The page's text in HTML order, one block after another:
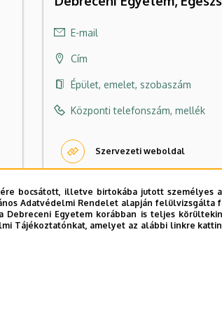
E-mail
Cím
Épület, emelet, szobaszám
Központi telefonszám, mellék
Szervezeti weboldal
bocsátott, illetve birtokába jutott személyes
Adatvédelmi Rendelet alapján
Debreceni Egyetem korábban is teljes
Tájékoztatónkat, amelyet az alábbi linkre